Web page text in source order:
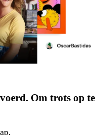
Om trots op te